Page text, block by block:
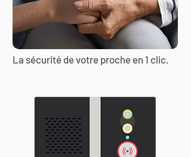
La sécurité de votre proche en 1 clic.